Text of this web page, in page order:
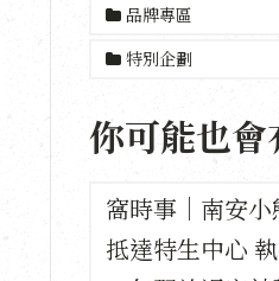
品牌專區
特別企劃
你可能也
窩時事｜南安小
抵達特生中心